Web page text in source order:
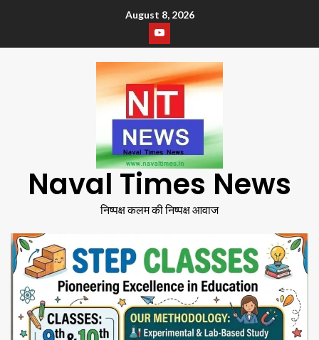
August 8, 2026
Naval Times News
निष्पक्ष कलम की निष्पक्ष आवाज